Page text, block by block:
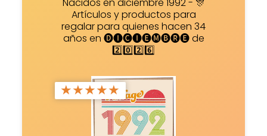
Artículos y productos para
regalar para quienes hacen 34
años en 🅓🅘🅒🅘🅔🅜🅑🅡🅔 de
2️⃣0️⃣2️⃣6️⃣
★★★★★